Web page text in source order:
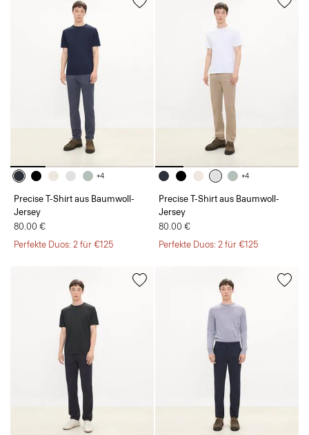
+4
Precise T-Shirt aus Baumwoll-
Jersey
80.00 €
Perfekte Duos: 2 für €125
+4
Precise T-Shirt aus Baumwoll-
Jersey
80.00 €
Perfekte Duos: 2 für €125